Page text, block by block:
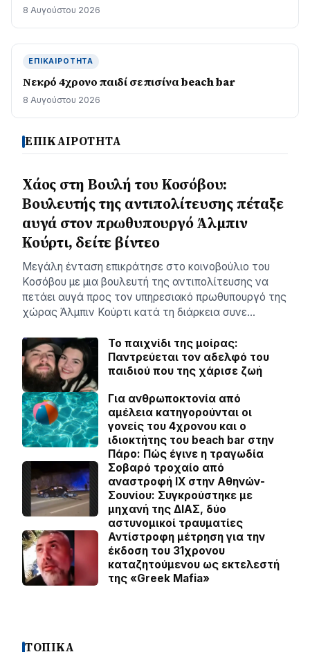
8 Αυγούστου 2026
ΕΠΙΚΑΙΡΌΤΗΤΑ
Νεκρό 4χρονο παιδί σε πισίνα beach bar
8 Αυγούστου 2026
ΕΠΙΚΑΙΡΟΤΗΤΑ
Χάος στη Βουλή του Κοσόβου:
Βουλευτής της αντιπολίτευσης πέταξε
αυγά στον πρωθυπουργό Άλμπιν
Κούρτι, δείτε βίντεο
Μεγάλη ένταση επικράτησε στο κοινοβούλιο του
Κοσόβου με μια βουλευτή της αντιπολίτευσης να
πετάει αυγά προς τον υπηρεσιακό πρωθυπουργό της
χώρας Άλμπιν Κούρτι κατά τη διάρκεια συνε…
Το παιχνίδι της μοίρας:
Παντρεύεται τον αδελφό του
παιδιού που της χάρισε ζωή
Για ανθρωποκτονία από
αμέλεια κατηγορούνται οι
γονείς του 4χρονου και ο
ιδιοκτήτης του beach bar στην
Πάρο: Πώς έγινε η τραγωδία
Σοβαρό τροχαίο από
αναστροφή ΙΧ στην Αθηνών-
Σουνίου: Συγκρούστηκε με
μηχανή της ΔΙΑΣ, δύο
αστυνομικοί τραυματίες
Αντίστροφη μέτρηση για την
έκδοση του 31χρονου
καταζητούμενου ως εκτελεστή
της «Greek Mafia»
ΤΟΠΙΚΑ